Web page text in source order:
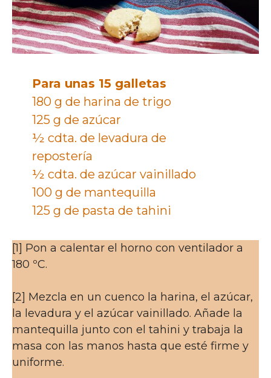
Para unas 15 galletas
180 g de harina de trigo
125 g de azúcar
½ cdta. de levadura de
repostería
½ cdta. de azúcar vainillado
100 g de mantequilla
125 g de pasta de tahini
[1] Pon a calentar el horno con ventilador a
180 ºC.
[2] Mezcla en un cuenco la harina, el azúcar,
la levadura y el azúcar vainillado. Añade la
mantequilla junto con el tahini y trabaja la
masa con las manos hasta que esté firme y
uniforme.